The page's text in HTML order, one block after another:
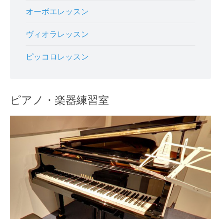
オーボエレッスン
ヴィオラレッスン
ピッコロレッスン
ピアノ・楽器練習室